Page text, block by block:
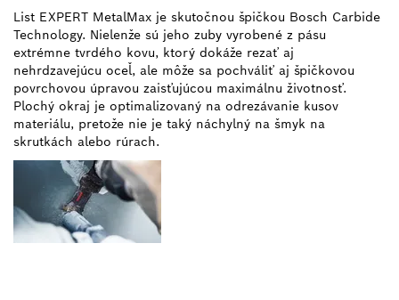
List EXPERT MetalMax je skutočnou špičkou Bosch Carbide
Technology. Nielenže sú jeho zuby vyrobené z pásu
extrémne tvrdého kovu, ktorý dokáže rezať aj
nehrdzavejúcu oceľ, ale môže sa pochváliť aj špičkovou
povrchovou úpravou zaisťujúcou maximálnu životnosť.
Plochý okraj je optimalizovaný na odrezávanie kusov
materiálu, pretože nie je taký náchylný na šmyk na
skrutkách alebo rúrach.